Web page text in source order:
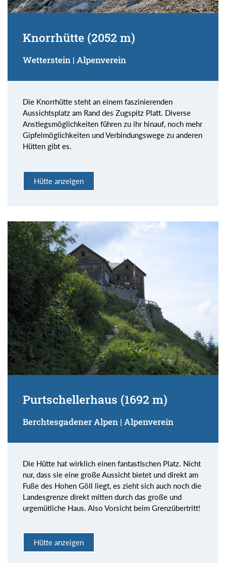
Knorrhütte (2052 m)
Wetterstein | Alpenverein
Die Knorrhütte steht an einem faszinierenden
Aussichtsplatz am Rand des Zugspitz Platt. Diverse
Anstiegsmöglichkeiten führen zu ihr hinauf, noch mehr
Gipfelmöglichkeiten und Verbindungswege zu anderen
Hütten gibt es.
Hütte anzeigen
Purtschellerhaus (1692 m)
Berchtesgadener Alpen | Alpenverein
Die Hütte hat wirklich einen fantastischen Platz. Nicht
nur, dass sie eine große Aussicht bietet und direkt am
Fuße des Hohen Göll liegt, es zieht sich auch noch die
Landesgrenze direkt mitten durch das große und
urgemütliche Haus. Also Vorsicht beim Grenzübertritt!
Hütte anzeigen